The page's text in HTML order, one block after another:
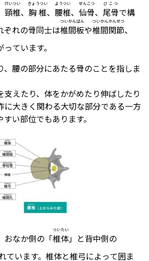
頸椎
けいつい
、 胸椎
きょうつい
、 腰椎
ようつい
、 仙骨
せんこつ
、 尾骨
びこつ
で構
ぞれの骨同士は椎間板
ついかんばん
や椎間関節
ついかんかんせつ
、
ています。
、腰の部分にあたる骨のことを指しま
支えたり、体をかがめたり伸ばしたり
に大きく関わる大切な部分である一方
い部位でもあります。
おなか側の「椎体
ついたい
」と背中側の
ています。椎体と椎弓によって囲ま